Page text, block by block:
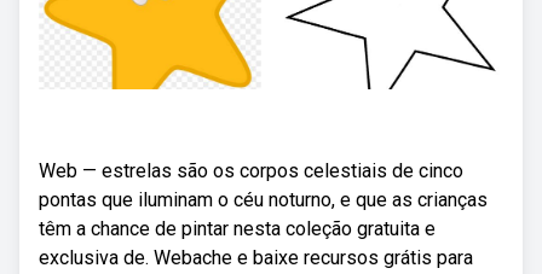
Web — estrelas são os corpos celestiais de cinco
pontas que iluminam o céu noturno, e que as crianças
têm a chance de pintar nesta coleção gratuita e
exclusiva de. Webache e baixe recursos grátis para